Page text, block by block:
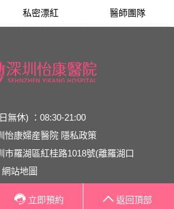
私密漂紅 醫師團隊
無休) ：08:30-21:00
怡康婦産醫院 隱私政策
市羅湖區紅桂路1018號(離羅湖口
網站地圖
立即預約 返回頂部